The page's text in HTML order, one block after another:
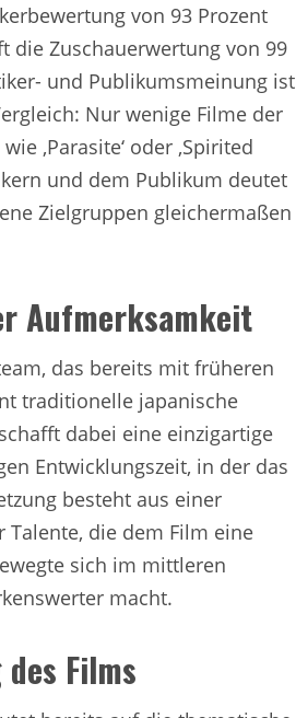
von 93 Prozent
Zuschauerwertung von 99
und Publikumsmeinung ist
Nur wenige Filme der
‚Parasite‘ oder ‚Spirited
und dem Publikum deutet
Zielgruppen gleichermaßen
Aufmerksamkeit
das bereits mit früheren
traditionelle japanische
dabei eine einzigartige
Entwicklungszeit, in der das
besteht aus einer
die dem Film eine
sich im mittleren
macht.
Films